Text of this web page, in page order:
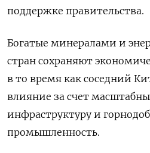
поддержке правительства.
Богатые минералами и
стран сохраняют
в то время как соседний
влияние за счет
инфраструктуру и
промышленность.